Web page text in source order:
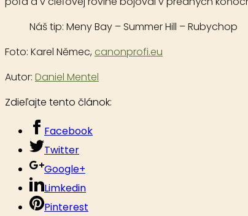
Náš tip: Meny Bay – Summer Hill – Rubychop
Foto: Karel Němec, canonprofi.eu
Autor: Daniel Mentel
Zdieľajte tento článok:
Facebook
Twitter
Google+
Limkedin
Pinterest